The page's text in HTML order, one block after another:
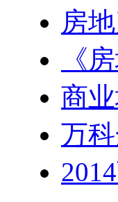
房
《
商
万